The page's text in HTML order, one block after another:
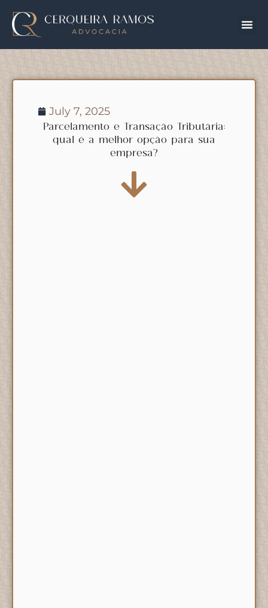
July 7, 2025
Parcelamento e Transação Tributária:
qual é a melhor opção para sua
empresa?